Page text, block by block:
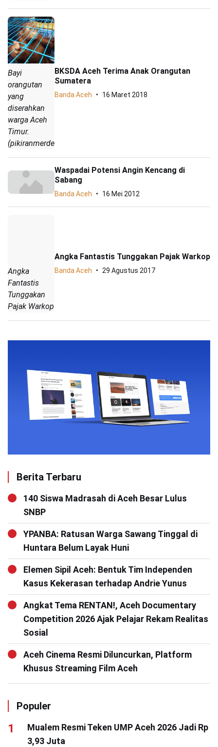
Bayi
orangutan
yang
diserahkan
warga Aceh
Timur.
(pikiranmerdeka.co/IST)
BKSDA Aceh Terima Anak Orangutan
Sumatera
Banda Aceh 16 Maret 2018
Waspadai Potensi Angin Kencang di
Sabang
Banda Aceh 16 Mei 2012
Angka
Fantastis
Tunggakan
Pajak Warkop
Angka Fantastis Tunggakan Pajak Warkop
Banda Aceh 29 Agustus 2017
Berita Terbaru
140 Siswa Madrasah di Aceh Besar Lulus
SNBP
YPANBA: Ratusan Warga Sawang Tinggal di
Huntara Belum Layak Huni
Elemen Sipil Aceh: Bentuk Tim Independen
Kasus Kekerasan terhadap Andrie Yunus
Angkat Tema RENTAN!, Aceh Documentary
Competition 2026 Ajak Pelajar Rekam Realitas
Sosial
Aceh Cinema Resmi Diluncurkan, Platform
Khusus Streaming Film Aceh
Populer
Mualem Resmi Teken UMP Aceh 2026 Jadi Rp
3,93 Juta